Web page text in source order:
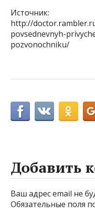
Источник:
http://
povsednevnyh-
pozvonochniku/
Добавить
Ваш адрес email не
Обязательные поля